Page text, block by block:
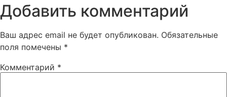
Добавить комментарий
Ваш адрес email не будет опубликован. Обязательные
поля помечены *
Комментарий *